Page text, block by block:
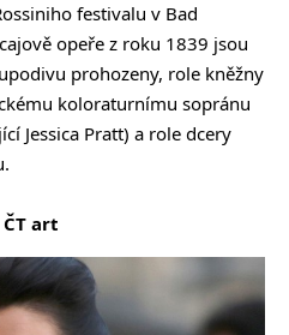
festivalu v Bad
opeře z roku 1839 jsou
prohozeny, role kněžny
koloraturnímu sopránu
Jessica Pratt) a role dcery
art